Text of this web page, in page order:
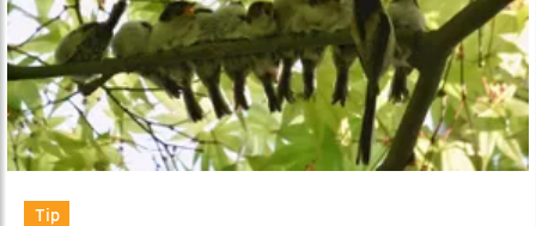
Tip